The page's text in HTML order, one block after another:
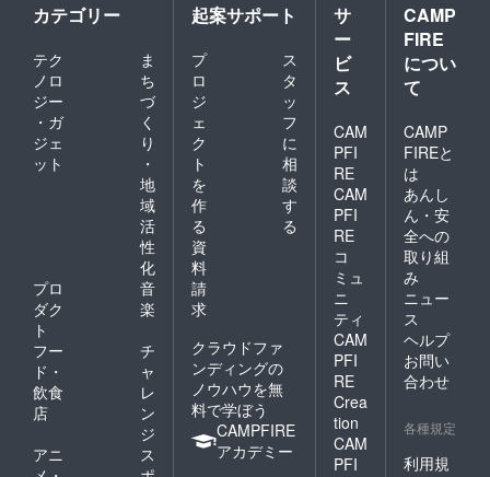
カテゴリー
テク
ノロ
ジー
・ガ
ジェ
ット
ま
ち
づ
く
り
・
地
域
活
性
化
プロ
ダク
ト
音
楽
フー
ド・
飲食
店
チ
ャ
レ
ン
ジ
アニ
ス
起案サポート
プ
ロ
ジ
ェ
ク
ト
を
作
る
ス
タ
ッ
フ
に
相
談
す
る
資
料
請
求
クラウドファ
ンディングの
ノウハウを無
料で学ぼう
CAMPFIRE
アカデミー
サ
ー
ビ
ス
CAM
PFI
RE
CAM
PFI
RE
コ
ミュ
ニ
ティ
CAM
PFI
RE
Crea
tion
CAM
PFI
CAMP
FIRE
につい
て
CAMP
FIREと
は
あんし
ん・安
全への
取り組
み
ニュー
ス
ヘルプ
お問い
合わせ
各種規定
利用規